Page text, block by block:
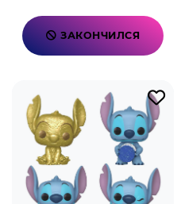
ЗАКОНЧИЛСЯ